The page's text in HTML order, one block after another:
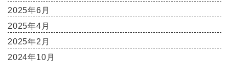
2025年6月
2025年4月
2025年2月
2024年10月